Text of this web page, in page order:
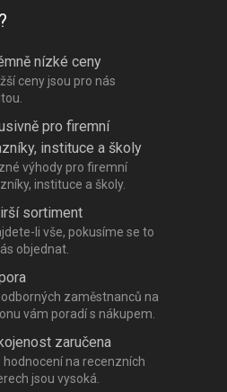
nízké ceny
ceny jsou pro nás
pro firemní
instituce a školy
výhody pro firemní
instituce a školy.
sortiment
li vše, pokusíme se to
objednat.
zaměstnanců na
vám poradí s nákupem.
zaručena
hodnocení na recenzních
jsou vysoká.